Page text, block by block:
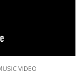
VIDEO